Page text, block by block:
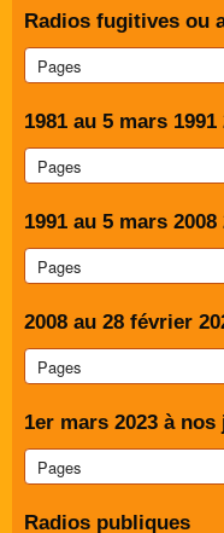
Radios fugitives ou
1981 au 5 mars 1991
1991 au 5 mars 2008
2008 au 28 février
1er mars 2023 à nos
Radios publiques